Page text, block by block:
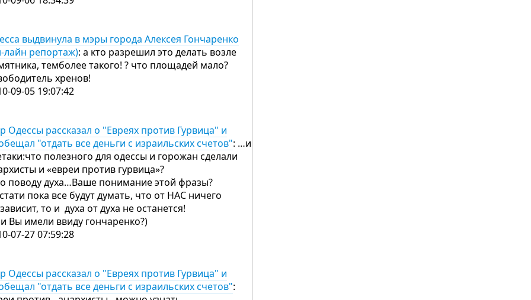
выдвинула в мэры города Алексея Гончаренко
лайн репортаж): а кто разрешил это делать возле
темболее такого! ? что площадей мало?
хренов!
09-05 19:07:42
Одессы рассказал о "Евреях против Гурвица" и
"отдать все деньги с израильских счетов": …и
полезного для одессы и горожан сделали
и «евреи против гурвица»?
поводу духа…Ваше понимание этой фразы?
пока все будут думать, что от НАС ничего
то и духа от духа не останется!
Вы имели ввиду гончаренко?)
07-27 07:59:28
Одессы рассказал о "Евреях против Гурвица" и
"отдать все деньги с израильских счетов":